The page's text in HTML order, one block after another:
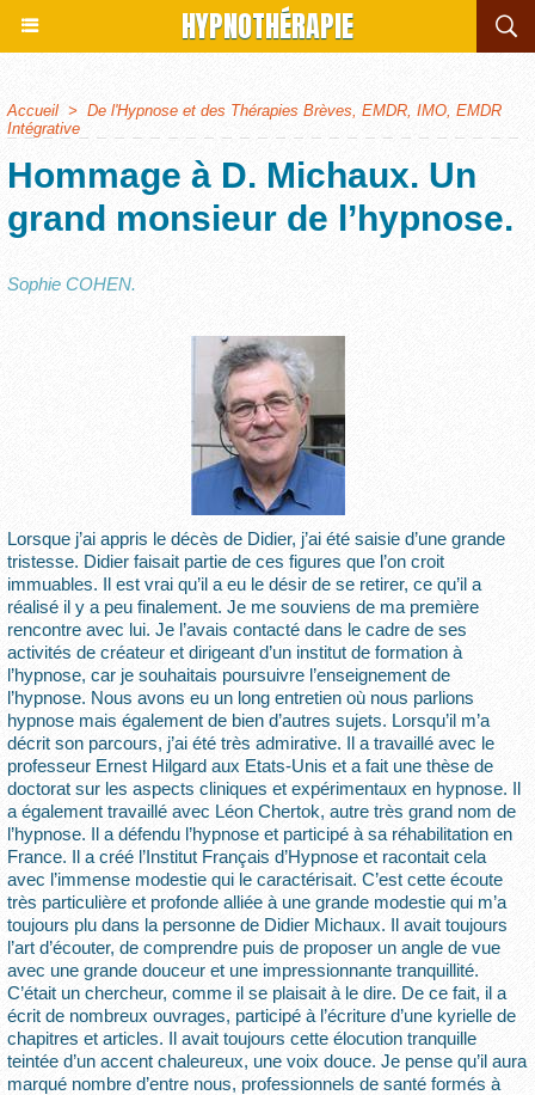
HYPNOTHÉRAPIE
Accueil > De l'Hypnose et des Thérapies Brèves, EMDR, IMO, EMDR
Intégrative
Hommage à D. Michaux. Un
grand monsieur de l’hypnose.
Sophie COHEN.
Lorsque j’ai appris le décès de Didier, j’ai été saisie d’une grande
tristesse. Didier faisait partie de ces figures que l’on croit
immuables. Il est vrai qu’il a eu le désir de se retirer, ce qu’il a
réalisé il y a peu finalement. Je me souviens de ma première
rencontre avec lui. Je l’avais contacté dans le cadre de ses
activités de créateur et dirigeant d’un institut de formation à
l’hypnose, car je souhaitais poursuivre l’enseignement de
l’hypnose. Nous avons eu un long entretien où nous parlions
hypnose mais également de bien d’autres sujets. Lorsqu’il m’a
décrit son parcours, j’ai été très admirative. Il a travaillé avec le
professeur Ernest Hilgard aux Etats-Unis et a fait une thèse de
doctorat sur les aspects cliniques et expérimentaux en hypnose. Il
a également travaillé avec Léon Chertok, autre très grand nom de
l’hypnose. Il a défendu l’hypnose et participé à sa réhabilitation en
France. Il a créé l’Institut Français d’Hypnose et racontait cela
avec l’immense modestie qui le caractérisait. C’est cette écoute
très particulière et profonde alliée à une grande modestie qui m’a
toujours plu dans la personne de Didier Michaux. Il avait toujours
l’art d’écouter, de comprendre puis de proposer un angle de vue
avec une grande douceur et une impressionnante tranquillité.
C’était un chercheur, comme il se plaisait à le dire. De ce fait, il a
écrit de nombreux ouvrages, participé à l’écriture d’une kyrielle de
chapitres et articles. Il avait toujours cette élocution tranquille
teintée d’un accent chaleureux, une voix douce. Je pense qu’il aura
marqué nombre d’entre nous, professionnels de santé formés à